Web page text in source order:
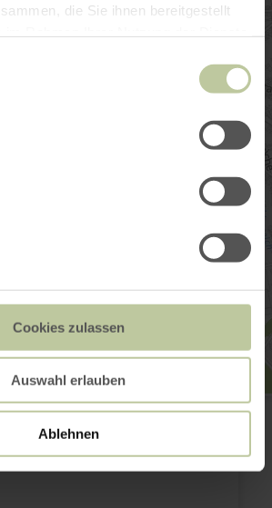
die Sie ihnen bereitgestellt
Cookies zulassen
Auswahl erlauben
Ablehnen